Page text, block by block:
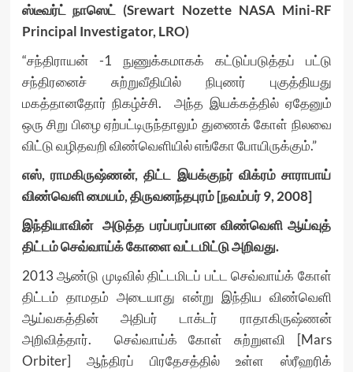
ஸ்டீவர்ட் நாஸெட் (Srewart Nozette NASA Mini-RF
Principal Investigator, LRO)
“சந்திராயன் -1 நுணுக்கமாகக் கட்டுப்படுத்தப் பட்டு
சந்திரனைச் சுற்றுவீதியில் நிபுணர் புகுத்தியது
மகத்தானதோர் நிகழ்ச்சி. அந்த இயக்கத்தில் ஏதேனும்
ஒரு சிறு பிழை ஏற்பட்டிருந்தாலும் துணைக் கோள் நிலவை
விட்டு வழிதவறி விண்வெளியில் எங்கோ போயிருக்கும்.”
எஸ், ராமகிருஷ்ணன், திட்ட இயக்குநர் விக்ரம் சாராபாய்
விண்வெளி மையம், திருவனந்தபுரம் [நவம்பர் 9, 2008]
இந்தியாவின் அடுத்த பரப்பரப்பான விண்வெளி ஆய்வுத்
திட்டம் செவ்வாய்க் கோளை வட்டமிட்டு அறிவது.
2013 ஆண்டு முடிவில் திட்டமிடப் பட்ட செவ்வாய்க் கோள்
திட்டம் தாமதம் அடையாது என்று இந்திய விண்வெளி
ஆய்வகத்தின் அதிபர் டாக்டர் ராதாகிருஷ்ணன்
அறிவித்தார். செவ்வாய்க் கோள் சுற்றுளவி [Mars
Orbiter] ஆந்திரப் பிரதேசத்தில் உள்ள ஸ்ரீஹரிக்